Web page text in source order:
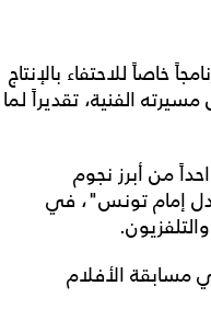
خاصاً للاحتفاء بالإنتاج
الفنية، تقديراً لما
من أبرز نجوم
إمام تونس"، في
"الروندة 13"، المشارك في مسابقة الأفلام